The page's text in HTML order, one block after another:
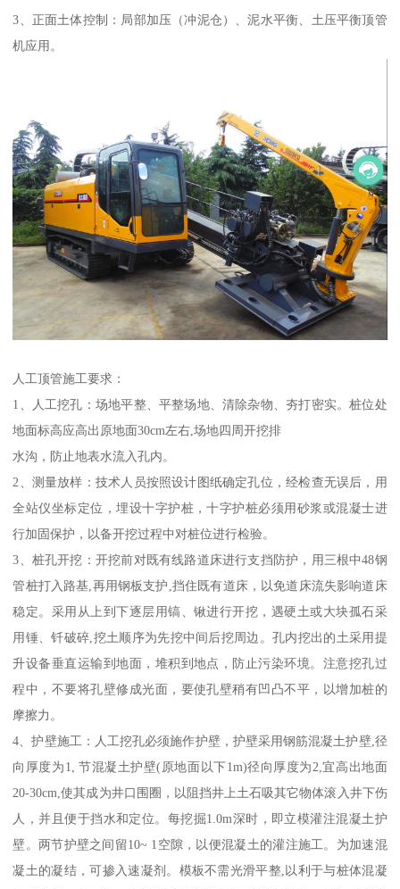
3、正面土体控制：局部加压（冲泥仓）、泥水平衡、土压平衡顶管
机应用。
人工顶管施工要求：
1、人工挖孔：场地平整、平整场地、清除杂物、夯打密实。桩位处
地面标高应高出原地面30cm左右,场地四周开挖排
水沟，防止地表水流入孔内。
2、测量放样：技术人员按照设计图纸确定孔位，经检查无误后，用
全站仪坐标定位，埋设十字护桩，十字护桩必须用砂浆或混凝士进
行加固保护，以备开挖过程中对桩位进行检验。
3、桩孔开挖：开挖前对既有线路道床进行支挡防护，用三根中48钢
管桩打入路基,再用钢板支护,挡住既有道床，以免道床流失影响道床
稳定。采用从上到下逐层用镐、锹进行开挖，遇硬土或大块孤石采
用锤、钎破碎,挖土顺序为先挖中间后挖周边。孔内挖出的土采用提
升设备垂直运输到地面，堆积到地点，防止污染环境。注意挖孔过
程中，不要将孔壁修成光面，要使孔壁稍有凹凸不平，以增加桩的
摩擦力。
4、护壁施工：人工挖孔必须施作护壁，护壁采用钢筋混凝土护壁,径
向厚度为1, 节混凝土护壁(原地面以下1m)径向厚度为2,宜高出地面
20-30cm,使其成为井口围圈，以阻挡井上土石吸其它物体滚入井下伤
人，并且便于挡水和定位。每挖掘1.0m深时，即立模灌注混凝土护
壁。两节护壁之间留10~ 1空隙，以便混凝土的灌注施工。为加速混
凝土的凝结，可掺入速凝剂。模板不需光滑平整,以利于与桩体混凝